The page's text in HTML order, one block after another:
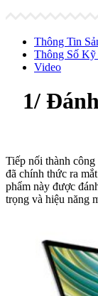
Thông Tin
Thông Số Kỹ
Video
1/
Tiếp nối thành
đã chính thức ra
phẩm này được
trọng và hiệu năng